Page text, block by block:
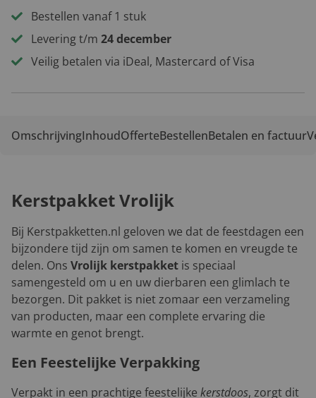
Bestellen vanaf 1 stuk
Levering t/m 24 december
Veilig betalen via iDeal, Mastercard of Visa
OmschrijvingInhoudOfferteBestellenBetalen en factuur
Kerstpakket Vrolijk
Bij Kerstpakketten.nl geloven we dat de feestdagen een
bijzondere tijd zijn om samen te komen en vreugde te
delen. Ons Vrolijk kerstpakket is speciaal
samengesteld om u en uw dierbaren een glimlach te
bezorgen. Dit pakket is niet zomaar een verzameling
van producten, maar een complete ervaring die
warmte en genot brengt.
Een Feestelijke Verpakking
Verpakt in een prachtige feestelijke kerstdoos, zorgt dit